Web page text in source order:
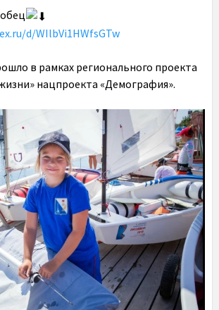
d/WIlbVi1HWfsGTw
в рамках регионального проекта
нацпроекта «Демография».